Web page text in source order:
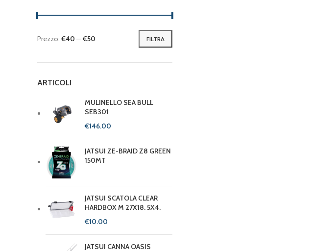
FILTRA
Prezzo: €40 —€50
ARTICOLI
MULINELLO SEA BULL
SEB301
€
JATSUI ZE-BRAID Z8 GREEN
150MT
JATSUI SCATOLA CLEAR
HARDBOX M 27X18. 5X4.
€
JATSUI CANNA OASIS